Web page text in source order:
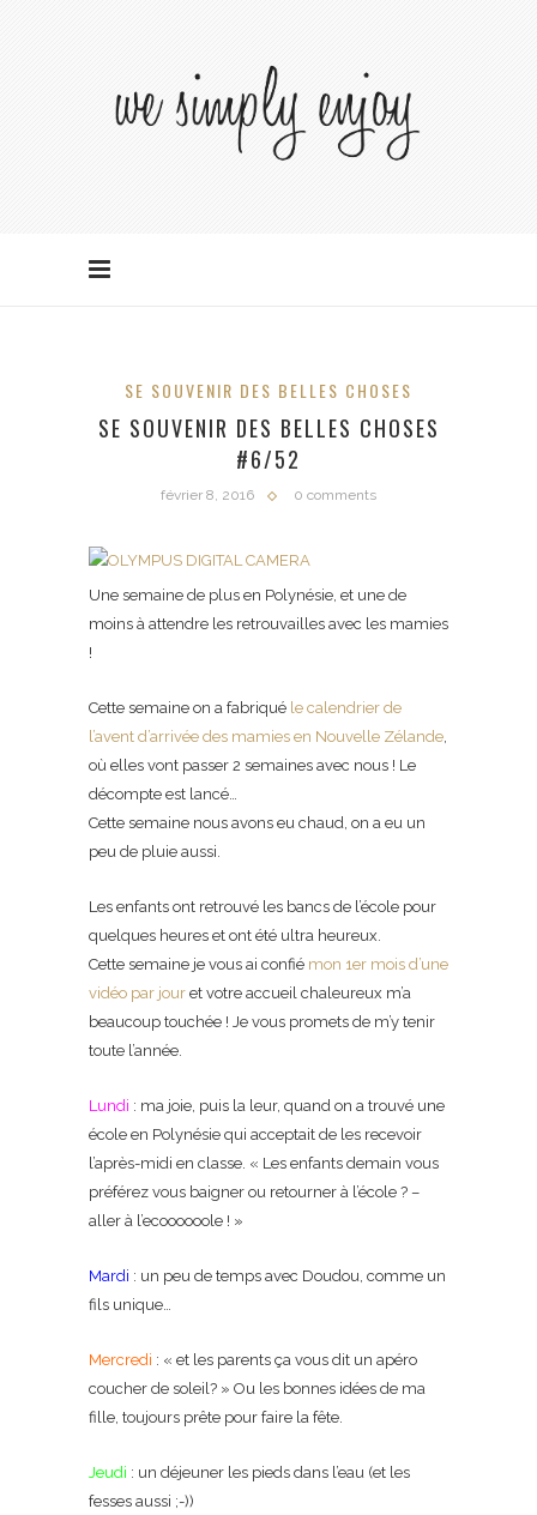
SE SOUVENIR DES BELLES CHOSES
SE SOUVENIR DES BELLES CHOSES
#6/52
février 8, 2016 0 comments
Une semaine de plus en Polynésie, et une de
moins à attendre les retrouvailles avec les mamies
!
Cette semaine on a fabriqué le calendrier de
l’avent d’arrivée des mamies en Nouvelle Zélande
où elles vont passer 2 semaines avec nous ! Le
décompte est lancé…
Cette semaine nous avons eu chaud, on a eu un
peu de pluie aussi.
Les enfants ont retrouvé les bancs de l’école pour
quelques heures et ont été ultra heureux.
Cette semaine je vous ai confié mon 1er mois d’une
vidéo par jour et votre accueil chaleureux m’a
beaucoup touchée ! Je vous promets de m’y tenir
toute l’année.
Lundi : ma joie, puis la leur, quand on a trouvé une
école en Polynésie qui acceptait de les recevoir
l’après-midi en classe. « Les enfants demain vous
préférez vous baigner ou retourner à l’école ? –
aller à l’ecoooooole ! »
Mardi : un peu de temps avec Doudou, comme un
fils unique…
Mercredi : « et les parents ça vous dit un apéro
coucher de soleil? » Ou les bonnes idées de ma
fille, toujours prête pour faire la fête.
Jeudi : un déjeuner les pieds dans l’eau (et les
fesses aussi ;-))